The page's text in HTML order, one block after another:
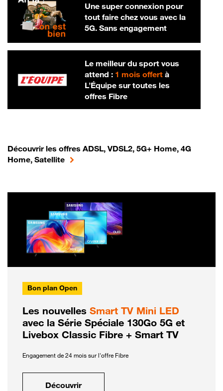
Une super connexion pour
tout faire chez vous avec la
5G. Sans engagement
Le meilleur du sport vous
attend : 1 mois offertà
L’Équipe sur toutes les
offres Fibre
Découvrir les offres ADSL, VDSL2, 5G+ Home, 4G
Home, Satellite
Bon plan Open
Les nouvelles Smart TV Mini LED
avec la Série Spéciale 130Go 5G et
Livebox Classic Fibre + Smart TV
Engagement de 24 mois sur l'offre Fibre
Découvrir